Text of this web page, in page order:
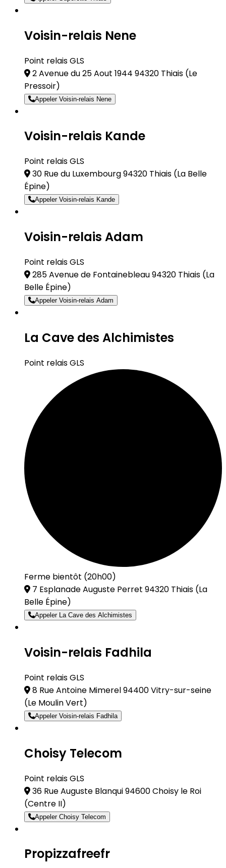
Voisin-relais Nene
Point relais GLS
2 Avenue du 25 Aout 1944 94320 Thiais (Le
Pressoir)
Appeler Voisin-relais Nene
Voisin-relais Kande
Point relais GLS
30 Rue du Luxembourg 94320 Thiais (La Belle
Épine)
Appeler Voisin-relais Kande
Voisin-relais Adam
Point relais GLS
285 Avenue de Fontainebleau 94320 Thiais (La
Belle Épine)
Appeler Voisin-relais Adam
La Cave des Alchimistes
Point relais GLS
Ferme bientôt (20h00)
7 Esplanade Auguste Perret 94320 Thiais (La
Belle Épine)
Appeler La Cave des Alchimistes
Voisin-relais Fadhila
Point relais GLS
8 Rue Antoine Mimerel 94400 Vitry-sur-seine
(Le Moulin Vert)
Appeler Voisin-relais Fadhila
Choisy Telecom
Point relais GLS
36 Rue Auguste Blanqui 94600 Choisy le Roi
(Centre II)
Appeler Choisy Telecom
Propizzafreefr